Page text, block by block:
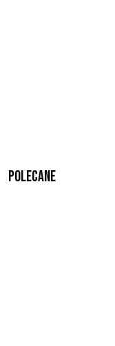
Polecane